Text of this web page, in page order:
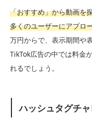
「おすすめ」から動画を
多くのユーザーにアプロ
万円からで、表示期間や
TikTok広告の中では料金
れるでしょう。
ハッシュタグチ